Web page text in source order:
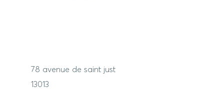
78 avenue de saint just
13013